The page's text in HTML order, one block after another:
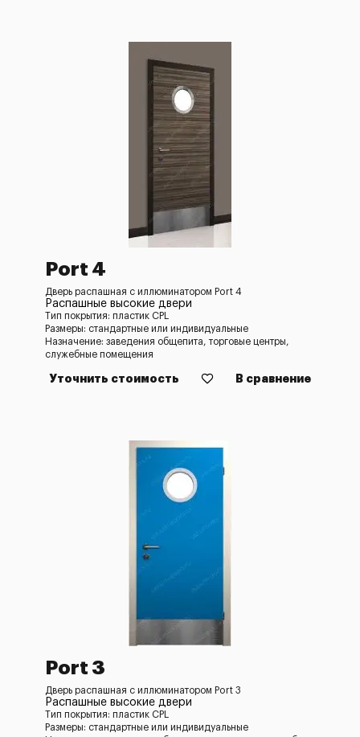
Port 4
Дверь распашная с иллюминатором Port 4
Распашные высокие двери
Тип покрытия: пластик CPL
Размеры: стандартные или индивидуальные
Назначение: заведения общепита, торговые центры,
служебные помещения
Уточнить стоимость В сравнение
Port 3
Дверь распашная с иллюминатором Port 3
Распашные высокие двери
Тип покрытия: пластик CPL
Размеры: стандартные или индивидуальные